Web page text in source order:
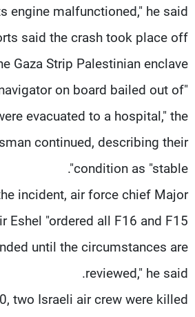
engine malfunctioned," he said.
said the crash took place off
Gaza Strip Palestinian enclave.
on board bailed out of
evacuated to a hospital," the
continued, describing their
condition as "stable".
incident, air force chief Major
Eshel "ordered all F16 and F15
until the circumstances are
reviewed," he said.
two Israeli air crew were killed